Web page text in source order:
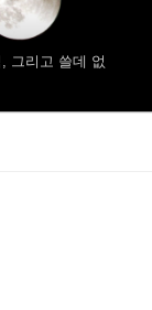
그리고 쓸데 없